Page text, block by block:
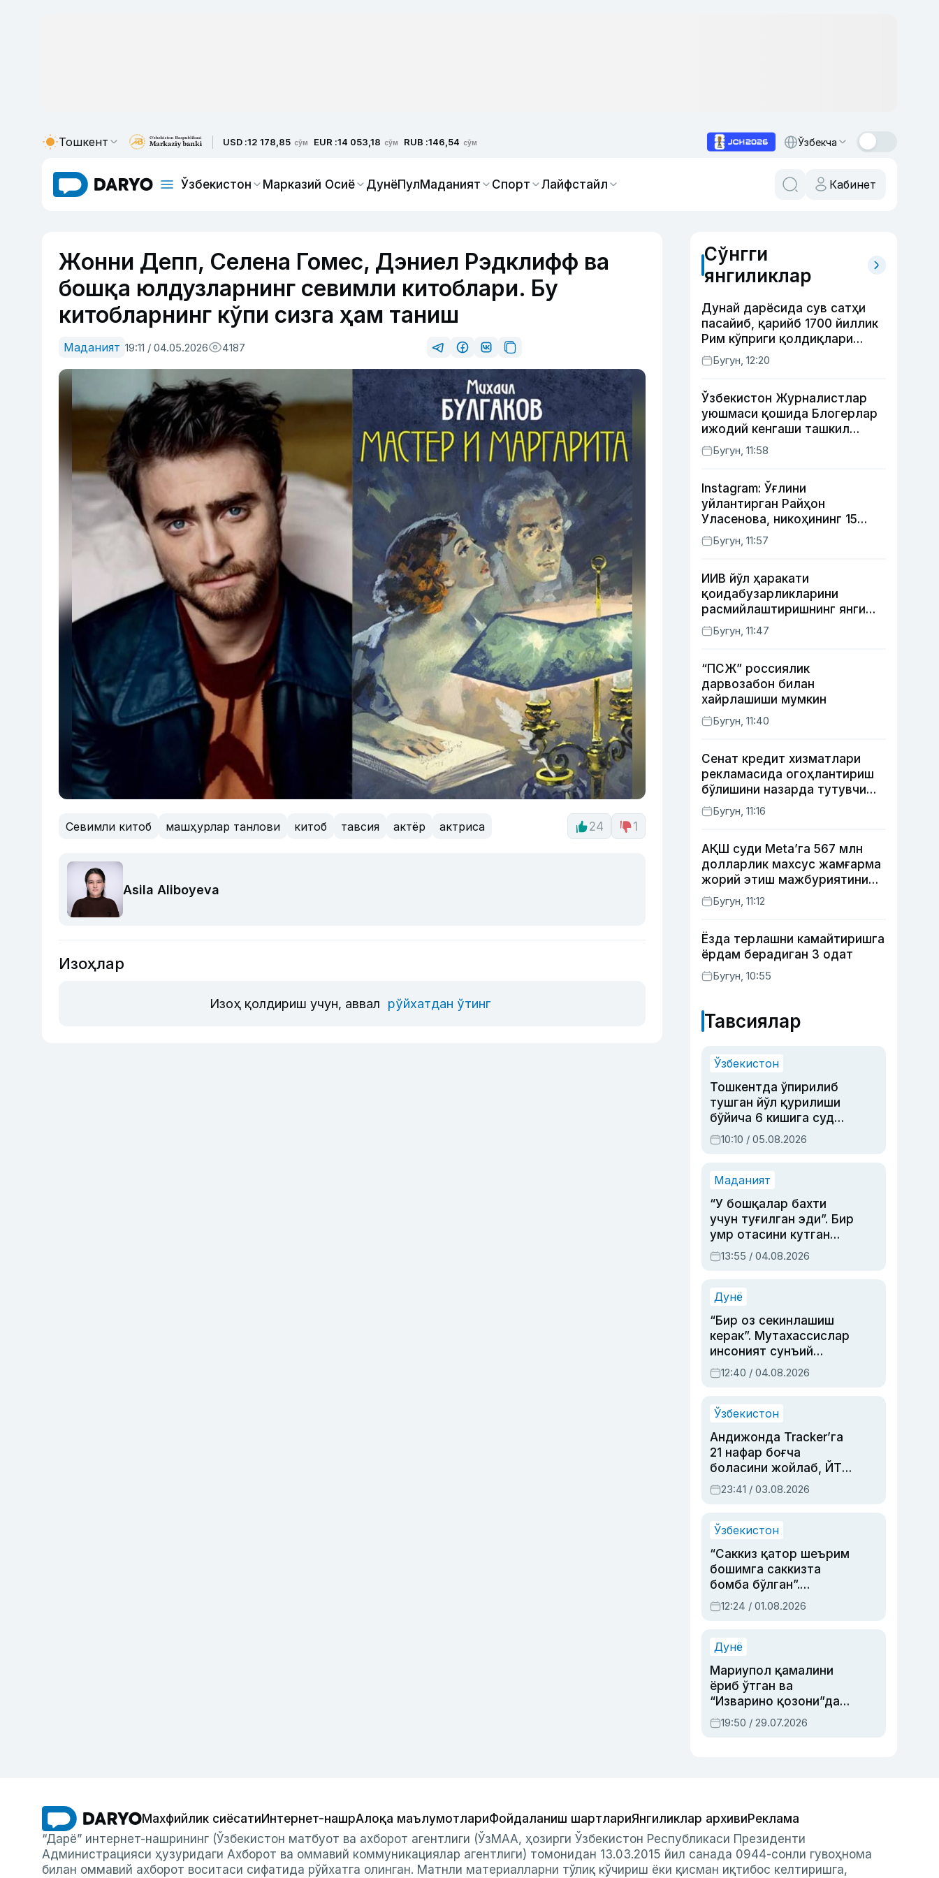
Тошкент USD :12 178,85 сўм EUR :14 053,18 сўм RUB :146,54 сўм Ўзбекча
Ўзбекистон Марказий Осиё ДунёПулМаданият Спорт Лайфстайл Кабинет
Жонни Депп, Селена Гомес, Дэниел Рэдклифф ва
бошқа юлдузларнинг севимли китоблари. Бу
китобларнинг кўпи сизга ҳам таниш
Маданият 19:11 / 04.05.2026 4187
Севимли китоб машҳурлар танлови китоб тавсия актёр актриса 24 1
Asila Aliboyeva
Изоҳлар
Изоҳ қолдириш учун, аввал рўйхатдан ўтинг
Сўнгги
янгиликлар
Дунай дарёсида сув сатҳи
пасайиб, қарийб 1700 йиллик
Рим кўприги қолдиқлари
кўринди
Бугун, 12:20
Ўзбекистон Журналистлар
уюшмаси қошида Блогерлар
ижодий кенгаши ташкил
этилди
Бугун, 11:58
Instagram: Ўғлини
уйлантирган Райҳон
Уласенова, никоҳининг 15
йиллигини нишонлаган турк
актёрлари ва Камелот
Раҳимова
Бугун, 11:57
ИИВ йўл ҳаракати
қоидабузарликларини
расмийлаштиришнинг янги
тартибини таклиф қилди
Бугун, 11:47
“ПСЖ” россиялик
дарвозабон билан
хайрлашиши мумкин
Бугун, 11:40
Сенат кредит хизматлари
рекламасида огоҳлантириш
бўлишини назарда тутувчи
қонунни маъқуллади
Бугун, 11:16
АҚШ суди Meta’га 567 млн
долларлик махсус жамғарма
жорий этиш мажбуриятини
юклади
Бугун, 11:12
Ёзда терлашни камайтиришга
ёрдам берадиган 3 одат
Бугун, 10:55
Тавсиялар
Ўзбекистон
Тошкентда ўпирилиб
тушган йўл қурилиши
бўйича 6 кишига суд
ҳукми ўқилди
10:10 / 05.08.2026
Маданият
“У бошқалар бахти
учун туғилган эди”. Бир
умр отасини кутган
актриса ва дубльяж
устаси Римма
синовларга тўла ҳаёти
13:55 / 04.08.2026
Дунё
“Бир оз секинлашиш
керак”. Мутахассислар
инсоният сунъий
интеллектни бошқара
олмай қолишидан
12:40 / 04.08.2026
Ўзбекистон
Андижонда Tracker’га
21 нафар боғча
боласини жойлаб, ЙТҲ
содир этган аёлга суд
ҳукми ўқилди
23:41 / 03.08.2026
Ўзбекистон
“Саккиз қатор шеърим
бошимга саккизта
бомба бўлган”.
Абдулла Ориповни
сиёсий айбловлардан
12:24 / 01.08.2026
Дунё
Мариупол қамалини
ёриб ўтган ва
“Изварино қозони”дан
чиққан қаҳрамон —
Украина армияси бош
19:50 / 29.07.2026
Махфийлик сиёсатиИнтернет-нашрАлоқа маълумотлариФойдаланиш шартлариЯнгиликлар архивиРеклама
“Дарё” интернет-нашрининг (Ўзбекистон матбуот ва ахборот агентлиги (ЎзМАА, ҳозирги Ўзбекистон Республикаси Президенти
Администрацияси ҳузуридаги Ахборот ва оммавий коммуникациялар агентлиги) томонидан 13.03.2015 йил санада 0944-сонли гувоҳнома
билан оммавий ахборот воситаси сифатида рўйхатга олинган. Матнли материалларни тўлиқ кўчириш ёки қисман иқтибос келтиришга,